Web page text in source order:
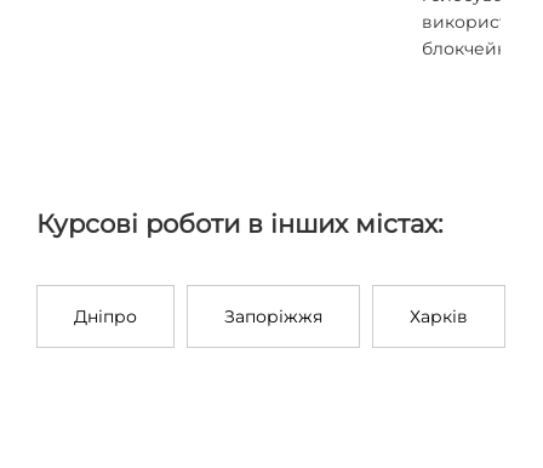
блокчейну
Курсові роботи в інших містах:
Дніпро Запоріжжя Харків